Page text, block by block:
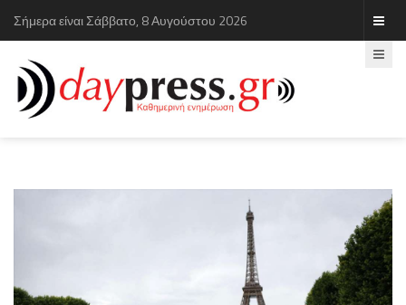
Σήμερα είναι Σάββατο, 8 Αυγούστου 2026